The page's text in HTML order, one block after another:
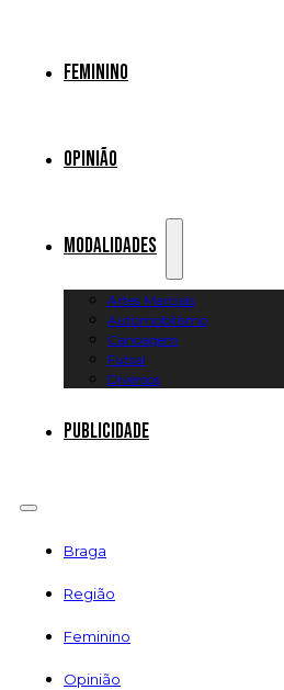
Feminino
Opinião
Modalidades
Artes Marciais
Automobilismo
Canoagem
Futsal
Diversos
Publicidade
Braga
Região
Feminino
Opinião